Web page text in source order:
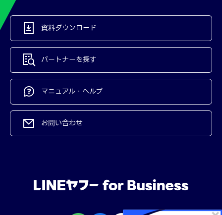
資料ダウンロード
パートナーを探す
マニュアル・ヘルプ
お問い合わせ